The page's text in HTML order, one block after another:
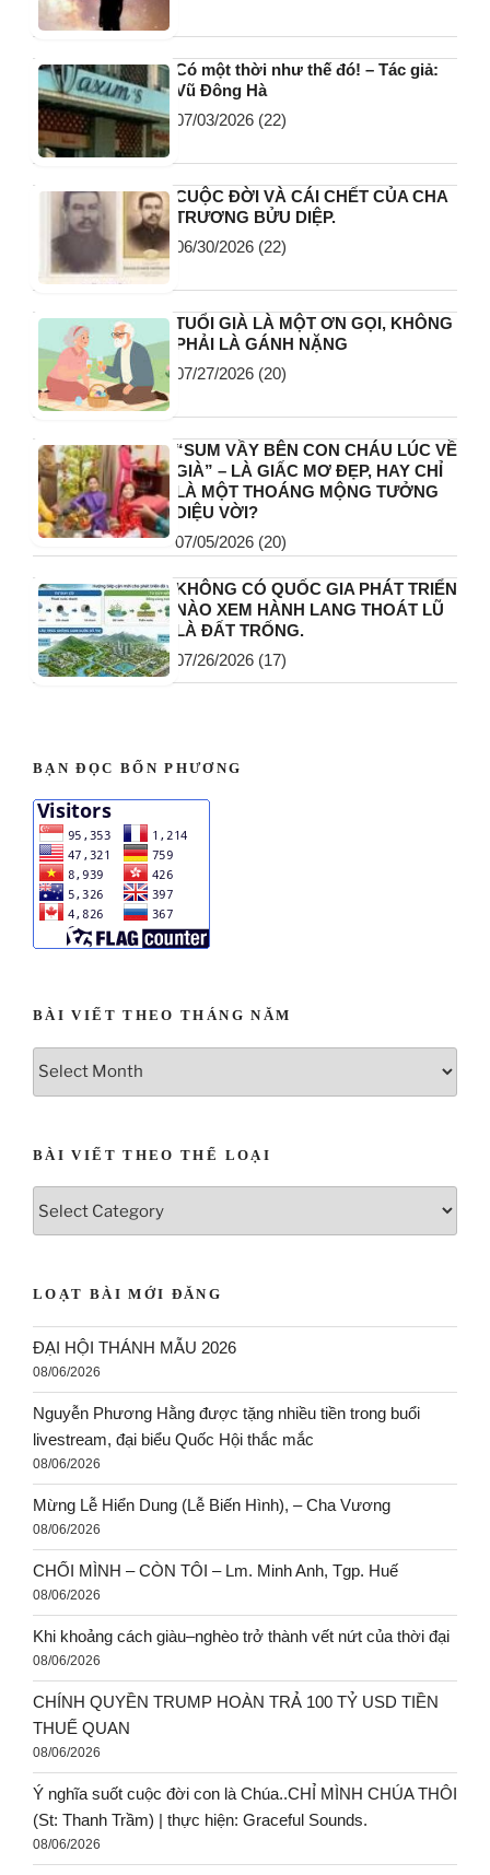
Có một thời như thế đó! – Tác giả:
Vũ Đông Hà
07/03/2026 (22)
CUỘC ĐỜI VÀ CÁI CHẾT CỦA CHA
TRƯƠNG BỬU DIỆP.
06/30/2026 (22)
TUỔI GIÀ LÀ MỘT ƠN GỌI, KHÔNG
PHẢI LÀ GÁNH NẶNG
07/27/2026 (20)
“SUM VẦY BÊN CON CHÁU LÚC VỀ
GIÀ” – LÀ GIẤC MƠ ĐẸP, HAY CHỈ
LÀ MỘT THOÁNG MỘNG TƯỞNG
DIỆU VỜI?
07/05/2026 (20)
KHÔNG CÓ QUỐC GIA PHÁT TRIỂN
NÀO XEM HÀNH LANG THOÁT LŨ
LÀ ĐẤT TRỐNG.
07/26/2026 (17)
BẠN ĐỌC BỐN PHƯƠNG
BÀI VIẾT THEO THÁNG NĂM
BÀI VIẾT THEO THỂ LOẠI
LOẠT BÀI MỚI ĐĂNG
ĐẠI HỘI THÁNH MẪU 2026
08/06/2026
Nguyễn Phương Hằng được tặng nhiều tiền trong buổi
livestream, đại biểu Quốc Hội thắc mắc
08/06/2026
Mừng Lễ Hiển Dung (Lễ Biến Hình), – Cha Vương
08/06/2026
CHỐI MÌNH – CÒN TÔI – Lm. Minh Anh, Tgp. Huế
08/06/2026
Khi khoảng cách giàu–nghèo trở thành vết nứt của thời đại
08/06/2026
CHÍNH QUYỀN TRUMP HOÀN TRẢ 100 TỶ USD TIỀN
THUẾ QUAN
08/06/2026
Ý nghĩa suốt cuộc đời con là Chúa..CHỈ MÌNH CHÚA THÔI
(St: Thanh Trầm) | thực hiện: Graceful Sounds.
08/06/2026